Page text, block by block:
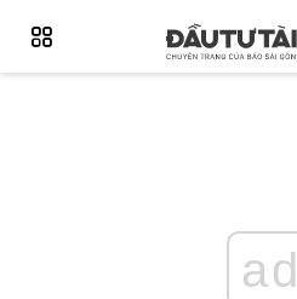
ad